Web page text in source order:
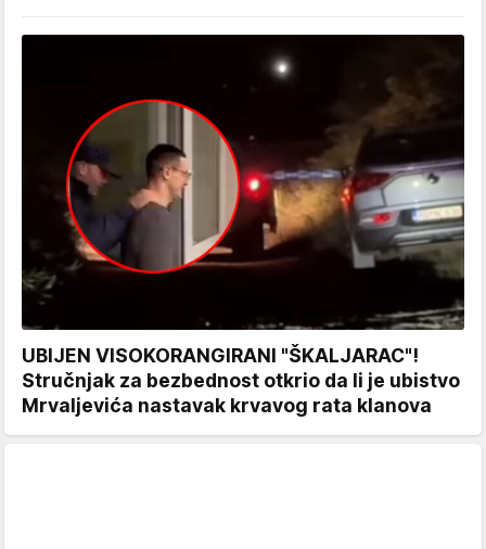
UBIJEN VISOKORANGIRANI "ŠKALJARAC"!
Stručnjak za bezbednost otkrio da li je ubistvo
Mrvaljevića nastavak krvavog rata klanova